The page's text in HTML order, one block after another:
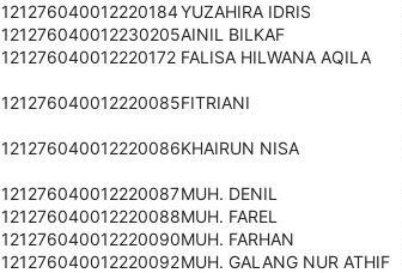
121276040012220184YUZAHIRA IDRIS
121276040012230205AINIL BILKAF
121276040012220172 FALISA HILWANA AQILA
121276040012220085FITRIANI
121276040012220086KHAIRUN NISA
121276040012220087MUH. DENIL
121276040012220088MUH. FAREL
121276040012220090MUH. FARHAN
121276040012220092MUH. GALANG NUR ATHIF